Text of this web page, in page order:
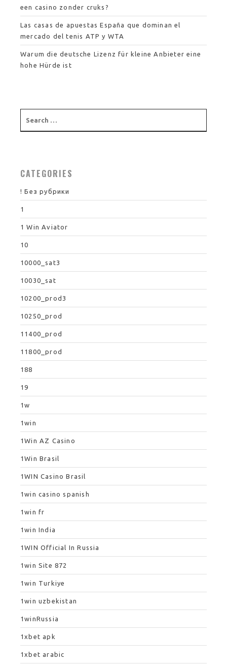
een casino zonder cruks?
Las casas de apuestas España que dominan el
mercado del tenis ATP y WTA
Warum die deutsche Lizenz für kleine Anbieter eine
hohe Hürde ist
CATEGORIES
! Без рубрики
1
1 Win Aviator
10
10000_sat3
10030_sat
10200_prod3
10250_prod
11400_prod
11800_prod
188
19
1w
1win
1Win AZ Casino
1Win Brasil
1WIN Casino Brasil
1win casino spanish
1win fr
1win India
1WIN Official In Russia
1win Site 872
1win Turkiye
1win uzbekistan
1winRussia
1xbet apk
1xbet arabic